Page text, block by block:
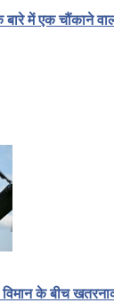
में एक चौंकाने
के बीच